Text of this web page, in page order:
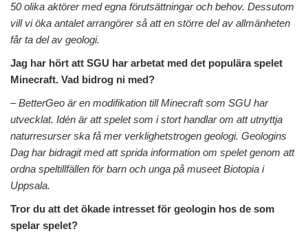
50 olika aktörer med egna förutsättningar och behov. Dessutom
vill vi öka antalet arrangörer så att en större del av allmänheten
får ta del av geologi.
Jag har hört att SGU har arbetat med det populära spelet
Minecraft. Vad bidrog ni med?
– BetterGeo är en modifikation till Minecraft som SGU har
utvecklat. Idén är att spelet som i stort handlar om att utnyttja
naturresurser ska få mer verklighetstrogen geologi. Geologins
Dag har bidragit med att sprida information om spelet genom att
ordna speltillfällen för barn och unga på museet Biotopia i
Uppsala.
Tror du att det ökade intresset för geologin hos de som
spelar spelet?